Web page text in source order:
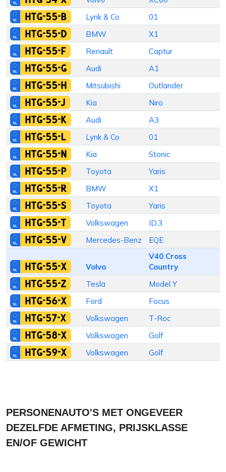
HTG-55-B Lynk & Co 01
HTG-55-D BMW X1
HTG-55-F Renault Captur
HTG-55-G Audi A1
HTG-55-H Mitsubishi Outlander
HTG-55-J Kia Niro
HTG-55-K Audi A3
HTG-55-L Lynk & Co 01
HTG-55-N Kia Stonic
HTG-55-P Toyota Yaris
HTG-55-R BMW X1
HTG-55-S Toyota Yaris
HTG-55-T Volkswagen ID.3
HTG-55-V Mercedes-Benz EQE
HTG-55-X Volvo
V40 Cross
Country
HTG-55-Z Tesla Model Y
HTG-56-X Ford Focus
HTG-57-X Volkswagen T-Roc
HTG-58-X Volkswagen Golf
HTG-59-X Volkswagen Golf
PERSONENAUTO'S MET ONGEVEER
DEZELFDE AFMETING, PRIJSKLASSE
EN/OF GEWICHT